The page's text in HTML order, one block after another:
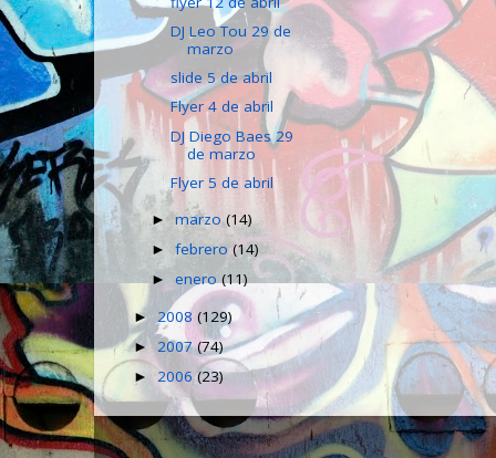
DJ Leo Tou 29 de
marzo
slide 5 de abril
Flyer 4 de abril
DJ Diego Baes 29
de marzo
Flyer 5 de abril
►marzo(14)
►febrero(14)
►enero(11)
► 2008 (129)
► 2007(74)
► 2006(23)